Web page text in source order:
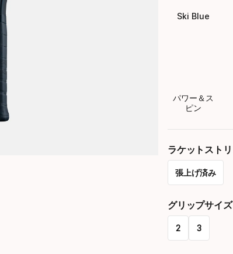
Ski Blue
パワー＆ス
ピン
ラケットスト
張上げ済み
select
option:
グリップサイズ
2 3